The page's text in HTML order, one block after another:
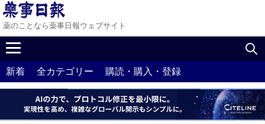
薬のことなら薬事日報ウェブサイト
新着 全カテゴリー 購読・購入・登録